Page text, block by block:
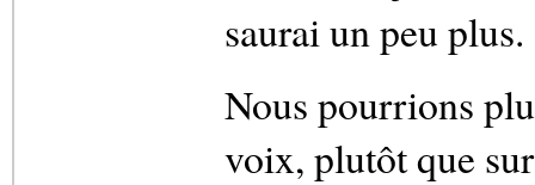
saurai un peu plus.
Nous pourrions
voix, plutôt que